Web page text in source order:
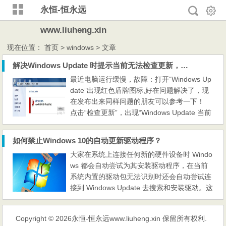
永恒-恒永远
www.liuheng.xin
现在位置：首页 > windows > 文章
解决Windows Update 时提示当前无法检查更新，因为未运行服务
最近电脑运行缓慢，故障：打开“Windows Up
date”出现红色盾牌图标,好在问题解决了，现
在发布出来同样问题的朋友可以参考一下！
点击“检查更新”，出现“Windows Update 当前
无法检查更新，因为未运行服务。您可能需要
重新启动计算机” 查看“Windows Update”服
务，正常 查看“Background Intelligent Transf
er Service”服务，正常 解决方法：关闭“Wind
ows Update”窗口，停掉“Windows Update”服
务 重命名...
如何禁止Windows 10的自动更新驱动程序？
大家在系统上连接任何新的硬件设备时 Windo
ws 都会自动尝试为其安装驱动程序，在当前
系统内置的驱动包无法识别时还会自动尝试连
接到 Windows Update 去搜索和安装驱动。这
个特性对大多数用户来说都是一个不错的特
进行更新时，Windows Update 自动更新驱动
Copyright © 2026永恒-恒永远www.liuheng.xin 保留所有权利.